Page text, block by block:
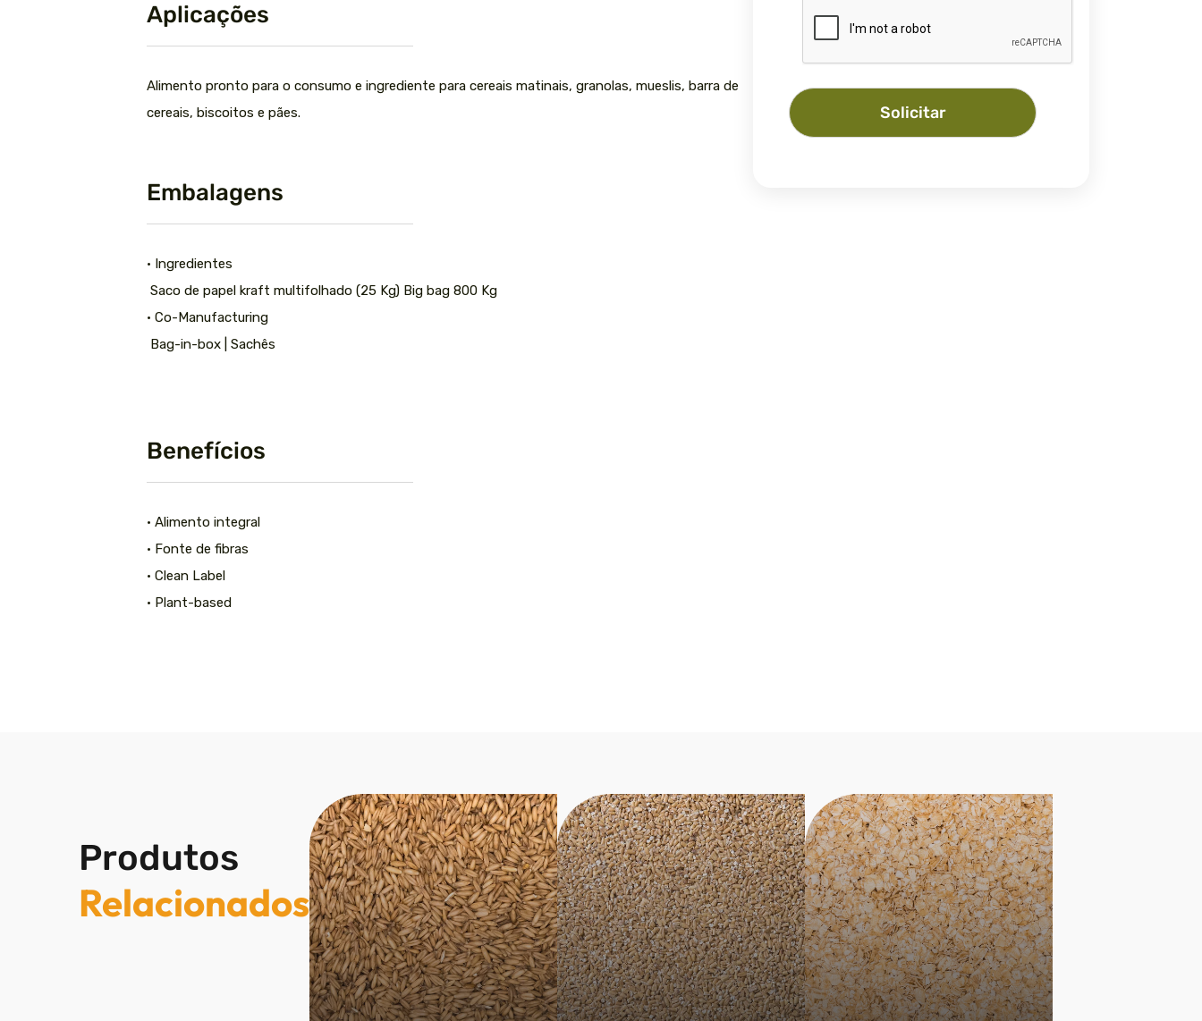
Aplicações
Alimento pronto para o consumo e ingrediente para cereais matinais, granolas, mueslis, barra de
cereais, biscoitos e pães.
Embalagens
• Ingredientes
Saco de papel kraft multifolhado (25 Kg) Big bag 800 Kg
• Co-Manufacturing
Bag-in-box | Sachês
Benefícios
• Alimento integral
• Fonte de fibras
• Clean Label
• Plant-based
Solicitar
Produtos
Relacionados